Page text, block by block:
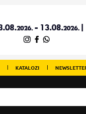
KATALOZI